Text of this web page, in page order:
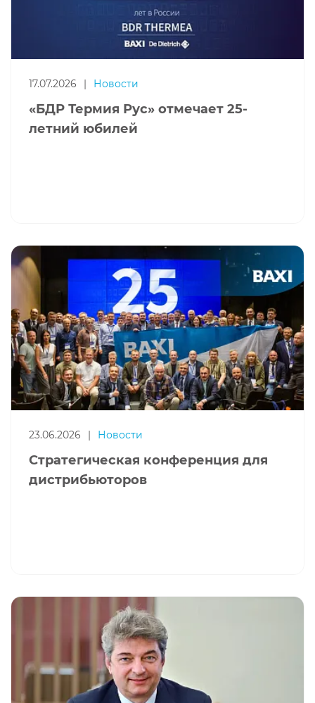
17.07.2026 | Новости
«БДР Термия Рус» отмечает 25-
летний юбилей
23.06.2026 Новости
Стратегическая конференция для
дистрибьюторов